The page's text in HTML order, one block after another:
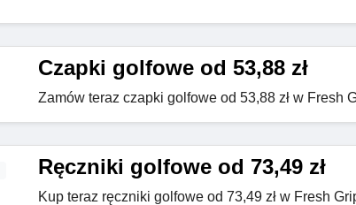
Czapki golfowe od 53,88 zł
Zamów teraz czapki golfowe od 53,88 zł w Fresh
Ręczniki golfowe od 73,49 zł
Kup teraz ręczniki golfowe od 73,49 zł w Fresh